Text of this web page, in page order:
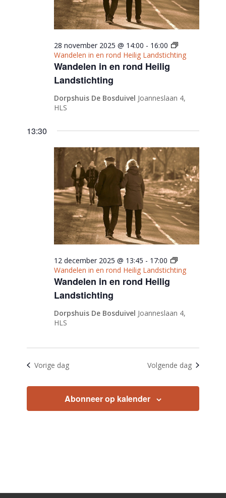
Wandelen in en rond Heilig
Landstichting
28 november 2025 @ 14:00 - 16:00
Wandelen in en rond Heilig Landstichting
Dorpshuis De Bosduivel Joanneslaan 4,
HLS
13:30
Wandelen in en rond Heilig
Landstichting
12 december 2025 @ 13:45 - 17:00
Wandelen in en rond Heilig Landstichting
Dorpshuis De Bosduivel Joanneslaan 4,
HLS
Vorige dag Volgende dag
Abonneer op kalender